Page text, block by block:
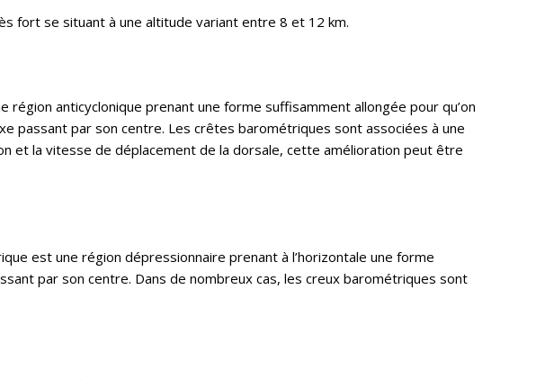
fort se situant à une altitude variant entre 8 et 12 km.
anticyclonique prenant une forme suffisamment allongée pour qu’on
passant par son centre. Les crêtes barométriques sont associées à une
et la vitesse de déplacement de la dorsale, cette amélioration peut être
est une région dépressionnaire prenant à l’horizontale une forme
par son centre. Dans de nombreux cas, les creux barométriques sont